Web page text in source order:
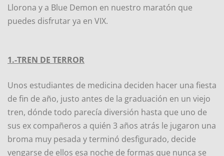
Llorona y a Blue Demon en nuestro maratón que
puedes disfrutar ya en VIX.
1.-TREN DE TERROR
Unos estudiantes de medicina deciden hacer una fiesta
de fin de año, justo antes de la graduación en un viejo
tren, dónde todo parecía diversión hasta que uno de
sus ex compañeros a quién 3 años atrás le jugaron una
broma muy pesada y terminó desfigurado, decide
vengarse de ellos esa noche de formas que nunca se